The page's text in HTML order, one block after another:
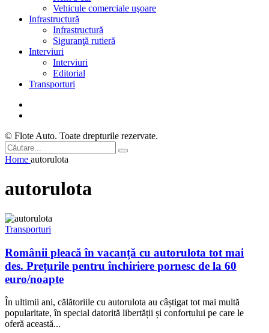
Vehicule comerciale uşoare
Infrastructură
Infrastructură
Siguranţă rutieră
Interviuri
Interviuri
Editorial
Transporturi
© Flote Auto. Toate drepturile rezervate.
Home autorulota
autorulota
Transporturi
Românii pleacă în vacanță cu autorulota tot mai
des. Prețurile pentru închiriere pornesc de la 60
euro/noapte
În ultimii ani, călătoriile cu autorulota au câștigat tot mai multă
popularitate, în special datorită libertății și confortului pe care le
oferă această...